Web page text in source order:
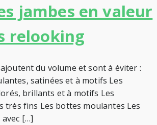
jambes en valeur
relooking
du volume et sont à éviter :
satinées et à motifs Les
brillants et à motifs Les
très fins Les bottes moulantes Les
[…]